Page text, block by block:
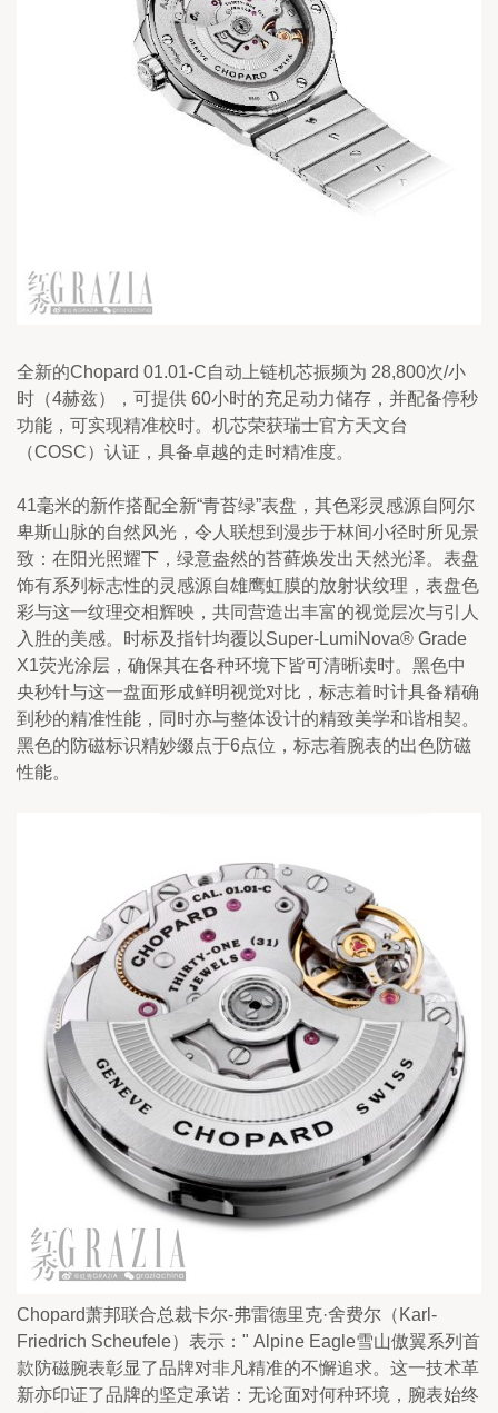
全新的Chopard 01.01-C自动上链机芯振频为 28,800次/小
时（4赫兹），可提供 60小时的充足动力储存，并配备停秒
功能，可实现精准校时。机芯荣获瑞士官方天文台
（COSC）认证，具备卓越的走时精准度。
41毫米的新作搭配全新“青苔绿”表盘，其色彩灵感源自阿尔
卑斯山脉的自然风光，令人联想到漫步于林间小径时所见景
致：在阳光照耀下，绿意盎然的苔藓焕发出天然光泽。表盘
饰有系列标志性的灵感源自雄鹰虹膜的放射状纹理，表盘色
彩与这一纹理交相辉映，共同营造出丰富的视觉层次与引人
入胜的美感。时标及指针均覆以Super-LumiNova® Grade
X1荧光涂层，确保其在各种环境下皆可清晰读时。黑色中
央秒针与这一盘面形成鲜明视觉对比，标志着时计具备精确
到秒的精准性能，同时亦与整体设计的精致美学和谐相契。
黑色的防磁标识精妙缀点于6点位，标志着腕表的出色防磁
性能。
Chopard萧邦联合总裁卡尔-弗雷德里克·舍费尔（Karl-
Friedrich Scheufele）表示：" Alpine Eagle雪山傲翼系列首
款防磁腕表彰显了品牌对非凡精准的不懈追求。这一技术革
新亦印证了品牌的坚定承诺：无论面对何种环境，腕表始终